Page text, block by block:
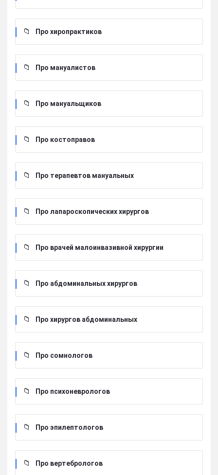
Про хиропрактиков
Про мануалистов
Про мануальщиков
Про костоправов
Про терапевтов мануальных
Про лапароскопических хирургов
Про врачей малоинвазивной хирургии
Про абдоминальных хирургов
Про хирургов абдоминальных
Про сомнологов
Про психоневрологов
Про эпилептологов
Про вертебрологов